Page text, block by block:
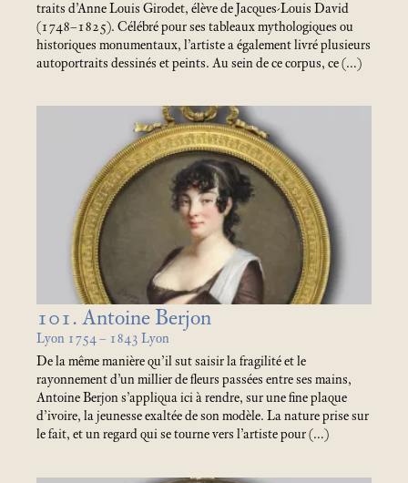
traits d’Anne Louis Girodet, élève de Jacques-Louis David
(1748–1825). Célébré pour ses tableaux mythologiques ou
historiques monumentaux, l’artiste a également livré plusieurs
autoportraits dessinés et peints. Au sein de ce corpus, ce (…)
101. Antoine Berjon
Lyon 1754 – 1843 Lyon
De la même manière qu’il sut saisir la fragilité et le
rayonnement d’un millier de fleurs passées entre ses mains,
Antoine Berjon s’appliqua ici à rendre, sur une fine plaque
d’ivoire, la jeunesse exaltée de son modèle. La nature prise sur
le fait, et un regard qui se tourne vers l’artiste pour (…)